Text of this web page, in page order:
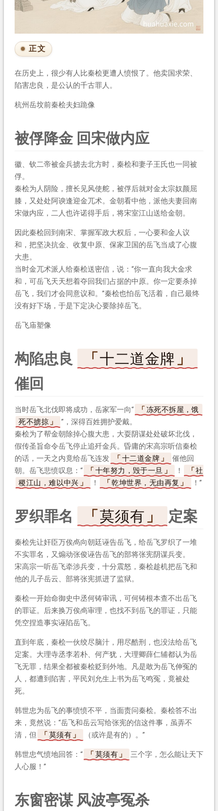
正文
在历史上，很少有人比秦桧更遭人愤恨了。他卖国求荣、
陷害忠良，是公认的千古罪人。
杭州岳坟前秦桧夫妇跪像
被俘降金 回宋做内应
徽、钦二帝被金兵掳去北方时，秦桧和妻子王氏也一同被
俘。
秦桧为人阴险，擅长见风使舵，被俘后就对金太宗奴颜屈
膝，又处处阿谀逢迎金兀术。金朝看中他，派他夫妻回南
宋做内应，二人也许诺得手后，将宋室江山送给金朝。
因此秦桧回到南宋、掌握军政大权后，一心要和金人议
和，把坚决抗金、收复中原、保家卫国的岳飞当成了心腹
大患。
当时金兀术派人给秦桧送密信，说：“你一直向我大金求
和，可岳飞天天想着夺回我们占据的中原。你一定要杀掉
岳飞，我们才会同意议和。”秦桧也怕岳飞活着，自己最终
没有好下场，于是下定决心要除掉岳飞。
岳飞庙塑像
构陷忠良
十二道金牌
催回
当时岳飞北伐即将成功，岳家军一向“
冻死不拆屋，饿
死不掳掠
”，深得百姓拥护爱戴。
秦桧为了帮金朝除掉心腹大患，大耍阴谋处处破坏北伐，
假传圣旨命令岳飞停止追歼金兵。昏庸的宋高宗听信秦桧
的话，一天之内竟给岳飞连发
十二道金牌
催他回
朝。岳飞悲愤叹息：“
十年努力，毁于一旦 ！
社
稷江山，难以中兴
！ 乾坤世界，无由再复 ！”
罗织罪名 莫须有 定案
秦桧先让奸臣万俟卨向朝廷诬告岳飞，给岳飞罗织了一堆
不实罪名，又煽动张俊诬告岳飞的部将张宪阴谋兵变。
宋高宗一听岳飞牵涉兵变，十分震怒，秦桧趁机把岳飞和
他的儿子岳云、部将张宪抓进了监狱。
秦桧一开始命御史中丞何铸审讯，可何铸根本查不出岳飞
的罪证。后来换万俟卨审理，也找不到岳飞的罪证，只能
凭空捏造事实诬陷岳飞。
直到年底，秦桧一伙绞尽脑汁，用尽酷刑，也没法给岳飞
定案。大理寺丞李若朴、何产犹，大理卿薛仁辅都认为岳
飞无罪，结果全都被秦桧贬到外地。凡是敢为岳飞伸冤的
人，都遭到陷害，平民刘允生上书为岳飞鸣冤，竟被处
死。
韩世忠为岳飞的事愤愤不平，当面责问秦桧。秦桧答不出
来，竟然说：“岳飞和岳云写给张宪的信这件事，虽弄不
清，但
莫须有 （或许是有的）。”
韩世忠气愤地回答：“ 莫须有
三个字，怎么能让天下
人心服！”
东窗密谋 风波亭冤杀